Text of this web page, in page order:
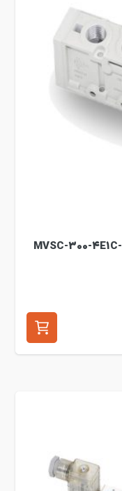
شیر برقی مایندمن (MINDMAN) مدل MVSC-300-4E1C-